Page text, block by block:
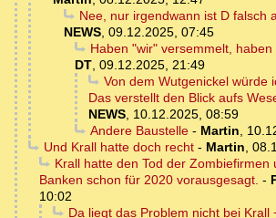
Nee, nur irgendwann ist D falsch
NEWS, 09.12.2025, 07:45
Haben "wir" versemmelt,
DT, 09.12.2025, 21:49
Von dem Wutgenickel würde
Das verstellt den Blick aufs
NEWS, 10.12.2025, 08:59
Andere Baustelle- Martin,
Und Krall hatte doch recht- Martin,
Krall hatte den Tod der Zombiefirmen
Banken schon für 2020 vorausgesagt. -
10:02
Da liegt das Problem nicht bei Krall